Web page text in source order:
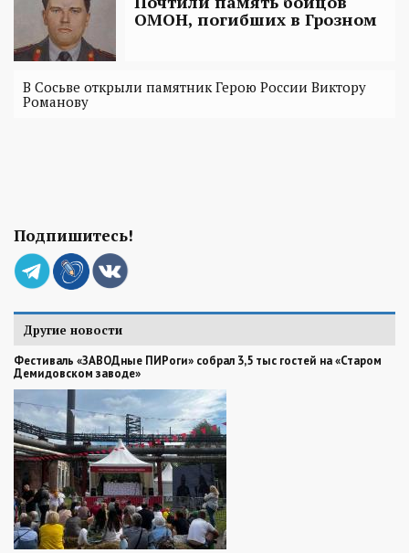
ОМОН, погибших в Грозном
В Сосьве открыли памятник Герою России Виктору
Романову
Подпишитесь!
Другие новости
Фестиваль «ЗАВОДные ПИРоги» собрал 3,5 тыс гостей на «Старом
Демидовском заводе»